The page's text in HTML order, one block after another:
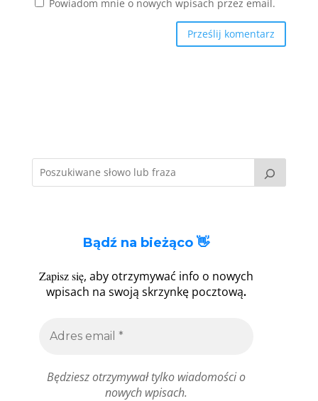
Powiadom mnie o nowych wpisach przez email.
Bądź na bieżąco 👋
Zapisz się, aby otrzymywać info o nowych
wpisach na swoją skrzynkę pocztową.
Będziesz otrzymywał tylko wiadomości o
nowych wpisach.